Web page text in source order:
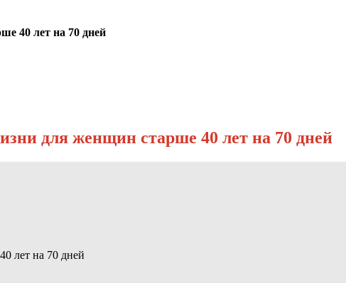
40 лет на 70 дней
для женщин старше 40 лет на 70 дней
лет на 70 дней